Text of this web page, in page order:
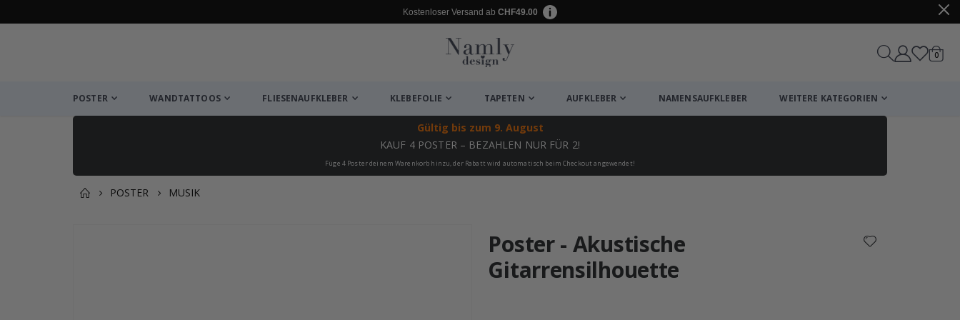
Kostenloser Versand ab CHF49.00
Wagen
0
POSTER WANDTATTOOS FLIESENAUFKLEBER KLEBEFOLIE TAPETEN AUFKLEBER NAMENSAUFKLEBER WEITERE KATEGORIEN
Gültig bis zum 9. August
KAUF 4 POSTER – BEZAHLEN NUR FÜR 2!
Füge 4 Poster deinem Warenkorb hinzu, der Rabatt wird automatisch beim Checkout angewendet!
POSTER MUSIK
Poster - Akustische
Gitarrensilhouette